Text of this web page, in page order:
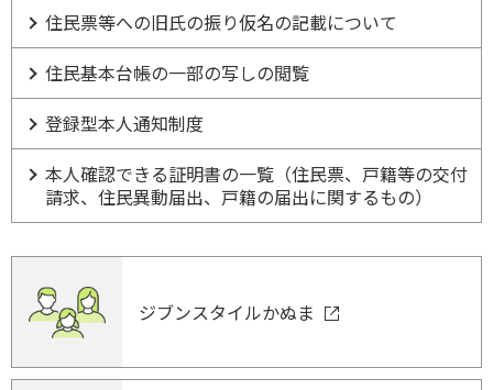
住民票等への旧氏の振り仮名の記載について
住民基本台帳の一部の写しの閲覧
登録型本人通知制度
本人確認できる証明書の一覧（住民票、戸籍等の交付
請求、住民異動届出、戸籍の届出に関するもの）
ジブンスタイルかぬま